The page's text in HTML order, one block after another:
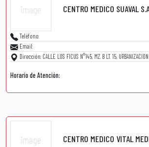
CENTRO MEDICO SUAVAL
Teléfono:
Email:
Dirección: CALLE LOS FICUS N°145, MZ. B LT. 15,
Horario de Atención:
CENTRO MEDICO VITAL